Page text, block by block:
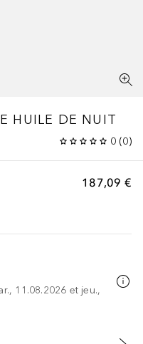
HUILE DE NUIT
0 (0)
187,09 €
11.08.2026 et jeu.,